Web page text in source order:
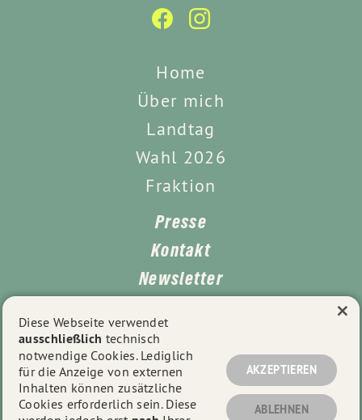
Home
Über mich
Landtag
Wahl 2026
Fraktion
Presse
Kontakt
Newsletter
Impressum
Datenschutz
Diese Webseite verwendet
ausschließlich technisch
notwendige Cookies. Lediglich
für die Anzeige von externen
Inhalten können zusätzliche
Cookies erforderlich sein. Diese
AKZEPTIEREN
ABLEHNEN
×